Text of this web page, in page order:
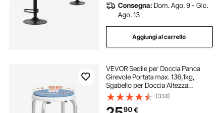
Consegna: Dom. Ago. 9 - Gio.
Ago. 13
Aggiungi al carrello
VEVOR Sedile per Doccia Panca
Girevole Portata max. 136,1kg,
Sgabello per Doccia Altezza
Regolabile 360-485mm, Sedia da
Bagno Doccia in Alluminio PE
Sgabello Girevole 360° Bagno
(334)
90€